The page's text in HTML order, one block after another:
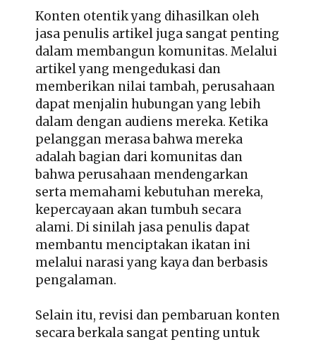
Konten otentik yang dihasilkan oleh
jasa penulis artikel juga sangat penting
dalam membangun komunitas. Melalui
artikel yang mengedukasi dan
memberikan nilai tambah, perusahaan
dapat menjalin hubungan yang lebih
dalam dengan audiens mereka. Ketika
pelanggan merasa bahwa mereka
adalah bagian dari komunitas dan
bahwa perusahaan mendengarkan
serta memahami kebutuhan mereka,
kepercayaan akan tumbuh secara
alami. Di sinilah jasa penulis dapat
membantu menciptakan ikatan ini
melalui narasi yang kaya dan berbasis
pengalaman.
Selain itu, revisi dan pembaruan konten
secara berkala sangat penting untuk